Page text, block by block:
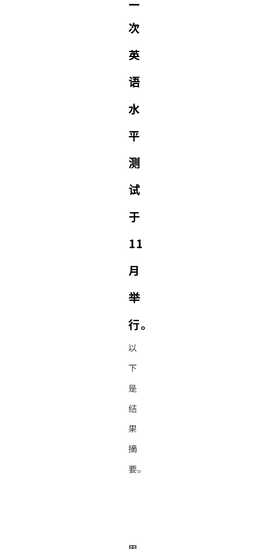
次
英
语
水
平
测
试
于
11
月
举
行。
以
下
是
结
果
摘
要。